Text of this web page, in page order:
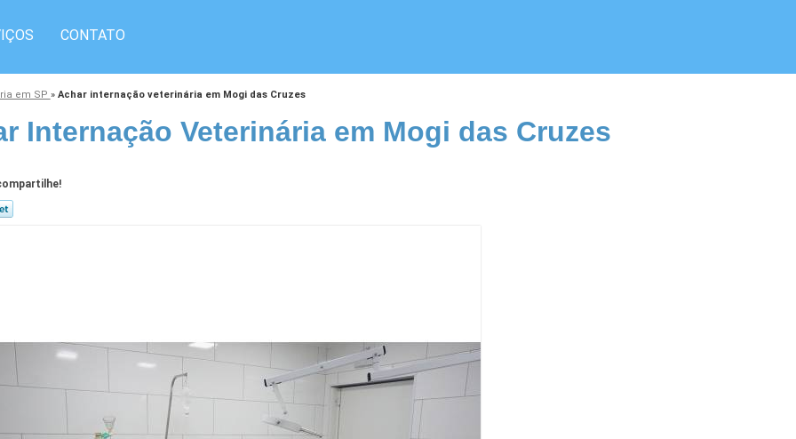
CONTATO
em SP » Achar internação veterinária em Mogi das Cruzes
Internação Veterinária em Mogi das Cruzes